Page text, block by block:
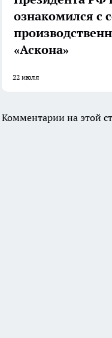
ознакомился с
«Аскона»
22 июля
Комментарии на этой